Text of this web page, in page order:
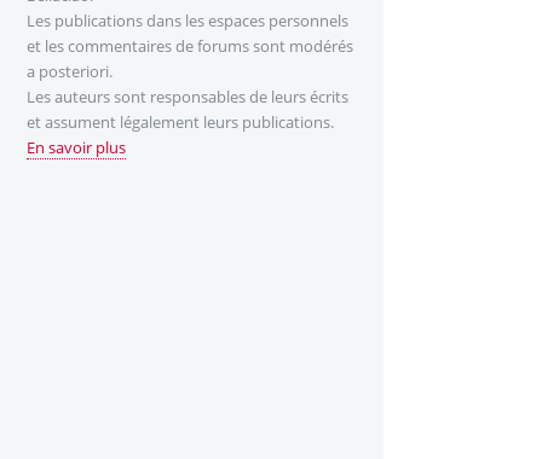
Les publications dans les espaces personnels
et les commentaires de forums sont modérés
a posteriori.
Les auteurs sont responsables de leurs écrits
et assument légalement leurs publications.
En savoir plus